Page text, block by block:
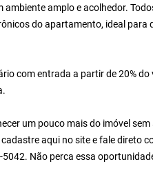
amplo e acolhedor.
do apartamento, ideal
com entrada a partir de 20%
um pouco mais do imóvel
aqui no site e fale direto
Não perca essa